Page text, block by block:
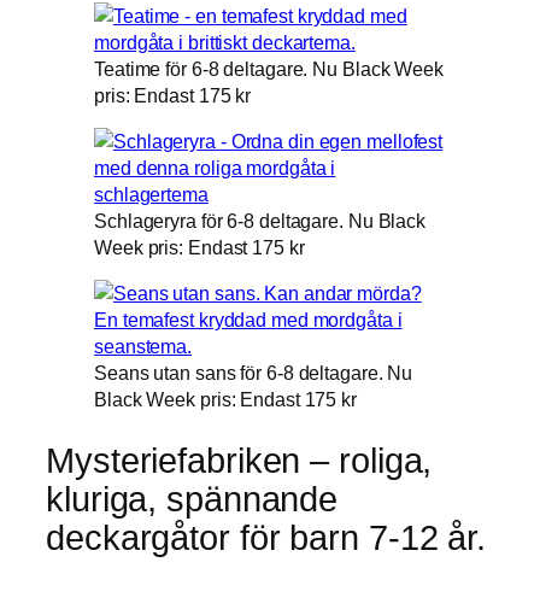
Teatime för 6-8 deltagare. Nu Black Week
pris: Endast 175 kr
Schlageryra för 6-8 deltagare. Nu Black
Week pris: Endast 175 kr
Seans utan sans för 6-8 deltagare. Nu
Black Week pris: Endast 175 kr
Mysteriefabriken – roliga,
kluriga, spännande
deckargåtor för barn 7-12 år.